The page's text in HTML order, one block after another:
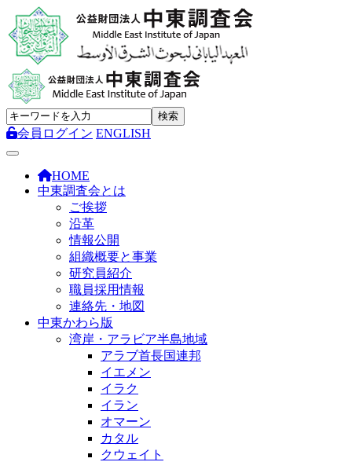
会員ログイン ENGLISH
Toggle navigation
HOME
中東調査会とは
ご挨拶
沿革
情報公開
組織概要と事業
研究員紹介
職員採用情報
連絡先・地図
中東かわら版
湾岸・アラビア半島地域
アラブ首長国連邦
イエメン
イラク
イラン
オマーン
カタル
クウェイト